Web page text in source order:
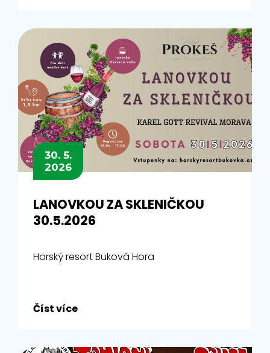
30. 5.
2026
LANOVKOU ZA SKLENIČKOU
30.5.2026
Horský resort Buková Hora
Číst více